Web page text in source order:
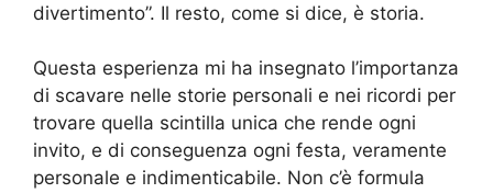
divertimento”. Il resto, come si dice, è storia.
Questa esperienza mi ha insegnato l’importanza
di scavare nelle storie personali e nei ricordi per
trovare quella scintilla unica che rende ogni
invito, e di conseguenza ogni festa, veramente
personale e indimenticabile. Non c’è formula